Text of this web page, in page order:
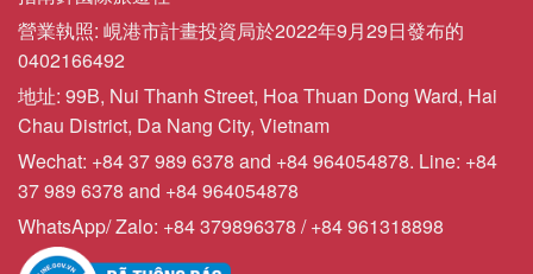
營業執照: 峴港市計畫投資局於2022年9月29日發布的
0402166492
地址: 99B, Nui Thanh Street, Hoa Thuan Dong Ward, Hai
Chau District, Da Nang City, Vietnam
Wechat: +84 37 989 6378 and +84 964054878. Line: +84
37 989 6378 and +84 964054878
WhatsApp/ Zalo: +84 379896378 / +84 961318898